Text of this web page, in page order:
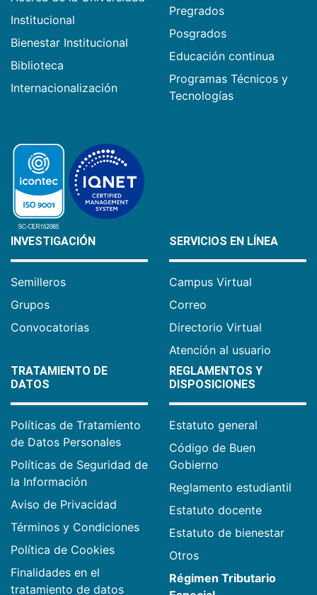
Institucional
Bienestar Institucional
Biblioteca
Internacionalización
Pregrados
Posgrados
Educación continua
Programas Técnicos y
Tecnologías
INVESTIGACIÓN
Semilleros
Grupos
Convocatorias
SERVICIOS EN LÍNEA
Campus Virtual
Correo
Directorio Virtual
Atención al usuario
TRATAMIENTO DE
DATOS
Políticas de Tratamiento
de Datos Personales
Políticas de Seguridad de
la Información
Aviso de Privacidad
Términos y Condiciones
Política de Cookies
Finalidades en el
tratamiento de datos
REGLAMENTOS Y
DISPOSICIONES
Estatuto general
Código de Buen
Gobierno
Reglamento estudiantil
Estatuto docente
Estatuto de bienestar
Otros
Régimen Tributario